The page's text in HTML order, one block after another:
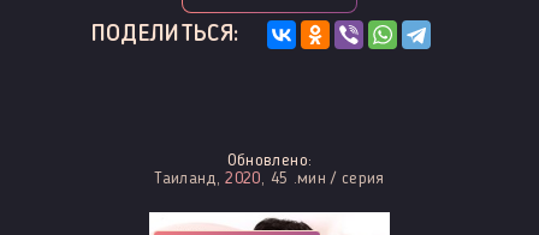
ПОДЕЛИТЬСЯ:
Обновлено:
Таиланд,2020 , 45 .мин / серия